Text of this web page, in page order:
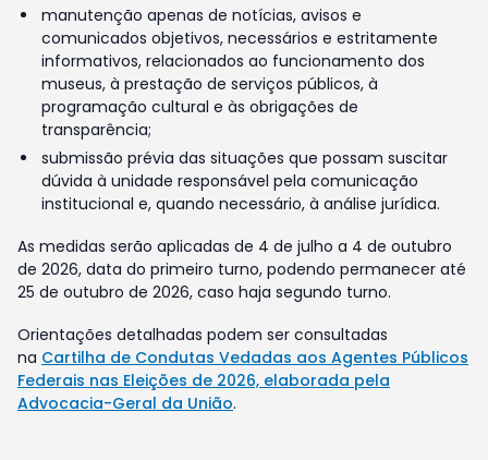
manutenção apenas de notícias, avisos e
comunicados objetivos, necessários e estritamente
informativos, relacionados ao funcionamento dos
museus, à prestação de serviços públicos, à
programação cultural e às obrigações de
transparência;
submissão prévia das situações que possam suscitar
dúvida à unidade responsável pela comunicação
institucional e, quando necessário, à análise jurídica.
As medidas serão aplicadas de 4 de julho a 4 de outubro
de 2026, data do primeiro turno, podendo permanecer até
25 de outubro de 2026, caso haja segundo turno.
Orientações detalhadas podem ser consultadas
na Cartilha de Condutas Vedadas aos Agentes Públicos
Federais nas Eleições de 2026, elaborada pela
Advocacia-Geral da União.